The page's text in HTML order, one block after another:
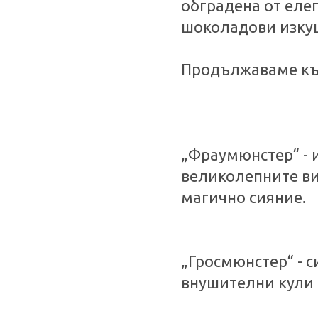
обградена от
шоколадови
Продължаваме
„Фраумюнстер“ -
великолепните
магично сияние.
„Гросмюнстер“ -
внушителни кули